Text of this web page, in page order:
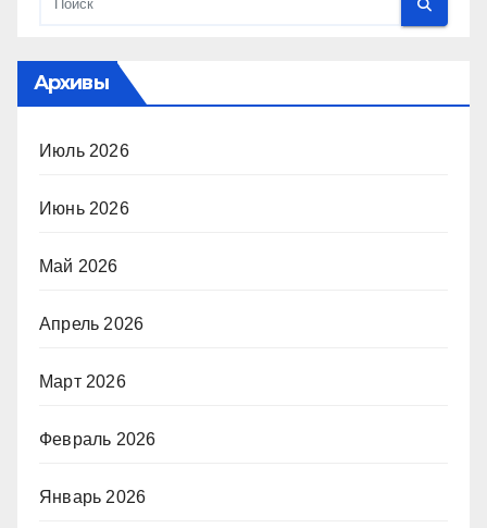
Архивы
Июль 2026
Июнь 2026
Май 2026
Апрель 2026
Март 2026
Февраль 2026
Январь 2026